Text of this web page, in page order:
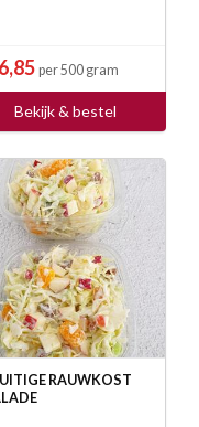
per 500 gram
Bekijk & bestel
RAUWKOST